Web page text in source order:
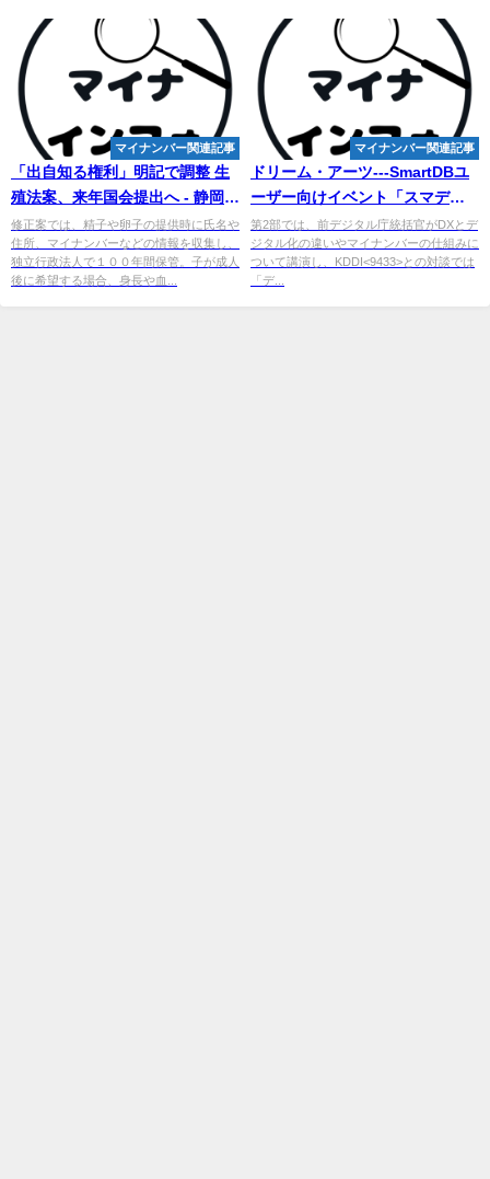
マイナンバー関連記事
「出自知る権利」明記で調整 生
殖法案、来年国会提出へ - 静岡新
聞
修正案では、精子や卵子の提供時に氏名や
住所、マイナンバーなどの情報を収集し、
独立行政法人で１００年間保管。子が成人
後に希望する場合、身長や血...
マイナンバー関連記事
ドリーム・アーツ---SmartDBユ
ーザー向けイベント「スマデビ
ジャンボリー！」開催し600名超
が ...
第2部では、前デジタル庁統括官がDXとデ
ジタル化の違いやマイナンバーの仕組みに
ついて講演し、KDDI<9433>との対談では
「デ...